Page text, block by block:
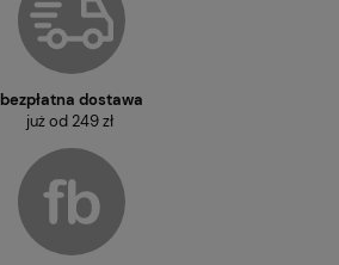
bezpłatna dostawa
już od 249 zł